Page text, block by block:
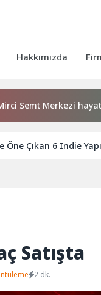
Hakkımızda
Merkezi hayata
Öne Çıkan 6 Indie
Satışta
2 dk.